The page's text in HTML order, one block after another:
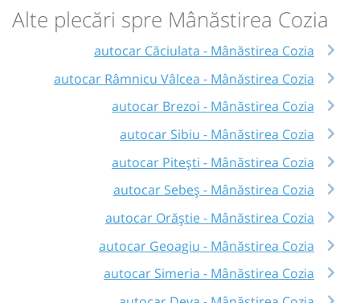
Alte plecări spre Mânăstirea Cozia
autocar Căciulata - Mânăstirea Cozia
autocar Râmnicu Vâlcea - Mânăstirea Cozia
autocar Brezoi - Mânăstirea Cozia
autocar Sibiu - Mânăstirea Cozia
autocar Pitești - Mânăstirea Cozia
autocar Sebeș - Mânăstirea Cozia
autocar Orăștie - Mânăstirea Cozia
autocar Geoagiu - Mânăstirea Cozia
autocar Simeria - Mânăstirea Cozia